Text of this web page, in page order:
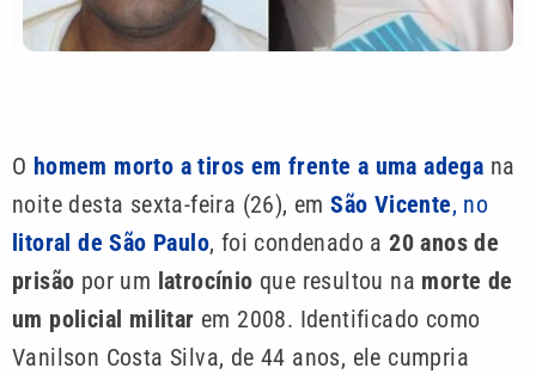
O homem morto a tiros em frente a uma adega na
noite desta sexta-feira (26), emSão Vicente, no
litoral de São Paulo, foi condenado a20 anos de
prisão por um latrocínio que resultou na morte de
um policial militar em 2008. Identificado como
Vanilson Costa Silva, de 44 anos, ele cumpria